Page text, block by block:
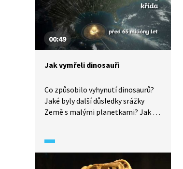
00:49
Jak vymřeli dinosauři
Co způsobilo vyhynutí dinosaurů?
Jaké byly další důsledky srážky
Země s malými planetkami? Jak se
místo? Podívejte se, jak se vyvíjel
život na naší planetě v průběhu